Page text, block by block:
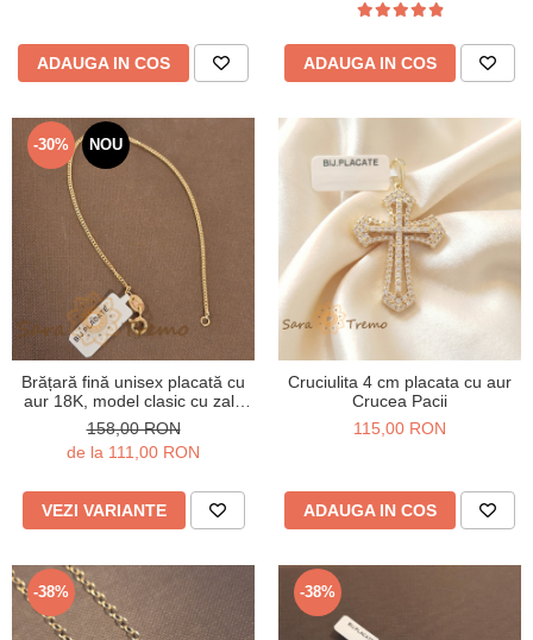
ADAUGA IN COS ADAUGA IN COS
-30% NOU
Brățară fină unisex placată cu
aur 18K, model clasic cu zale
înșiruite
158,00 RON
de la 111,00 RON
VEZI VARIANTE
Cruciulita 4 cm placata cu aur
Crucea Pacii
115,00 RON
ADAUGA IN COS
-38% -38%